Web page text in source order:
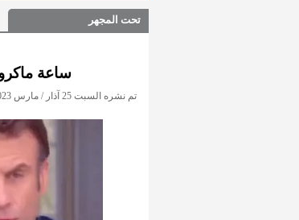
تحت المجهر
ساعة
تم نشره السبت 25 آذار / مارس 2023 08:58 صباحاً